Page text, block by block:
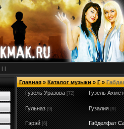
| |
Главная»Каталог музыки»Г»
Гузель Уразова [72] Гузель
Гульназ [9] Гузалия [9]
Гэрэй [6]
Габделфат